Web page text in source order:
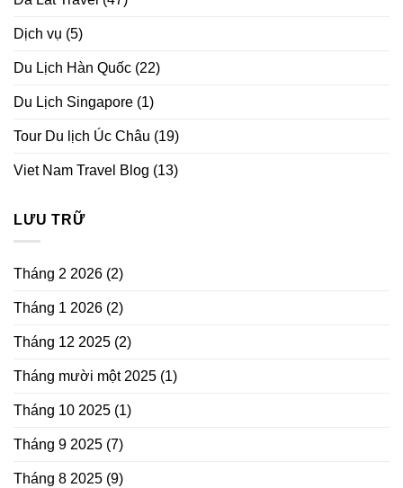
Dịch vụ (5)
Du Lịch Hàn Quốc (22)
Du Lịch Singapore (1)
Tour Du lịch Úc Châu (19)
Viet Nam Travel Blog (13)
LƯU TRỮ
Tháng 2 2026 (2)
Tháng 1 2026 (2)
Tháng 12 2025 (2)
Tháng mười một 2025 (1)
Tháng 10 2025 (1)
Tháng 9 2025 (7)
Tháng 8 2025 (9)